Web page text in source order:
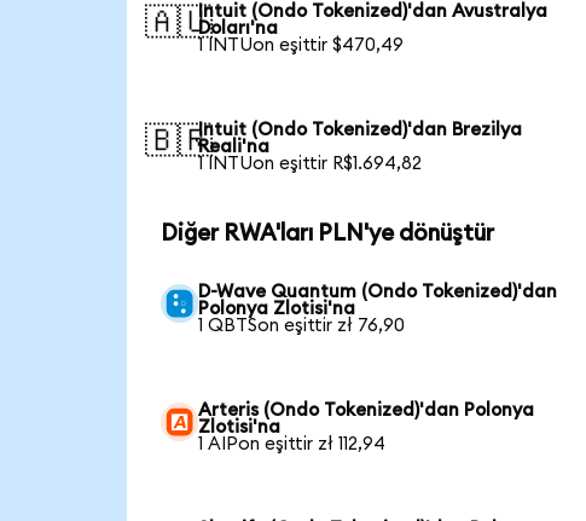
🇦🇺Intuit (Ondo Tokenized)'dan Avustralya
Doları'na
1 INTUon eşittir $470,49
🇧🇷Intuit (Ondo Tokenized)'dan Brezilya
Reali'na
1 INTUon eşittir R$1.694,82
Diğer RWA'ları PLN'ye dönüştür
D-Wave Quantum (Ondo Tokenized)'dan
Polonya Zlotisi'na
1 QBTSon eşittir zł 76,90
Arteris (Ondo Tokenized)'dan Polonya
Zlotisi'na
1 AIPon eşittir zł 112,94